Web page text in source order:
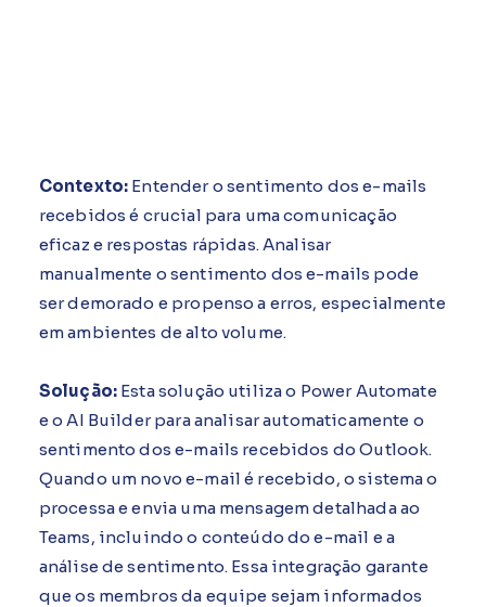
Contexto: Entender o sentimento dos e-mails
recebidos é crucial para uma comunicação
eficaz e respostas rápidas. Analisar
manualmente o sentimento dos e-mails pode
ser demorado e propenso a erros, especialmente
em ambientes de alto volume.
Solução: Esta solução utiliza o Power Automate
e o AI Builder para analisar automaticamente o
sentimento dos e-mails recebidos do Outlook.
Quando um novo e-mail é recebido, o sistema o
processa e envia uma mensagem detalhada ao
Teams, incluindo o conteúdo do e-mail e a
análise de sentimento. Essa integração garante
que os membros da equipe sejam informados